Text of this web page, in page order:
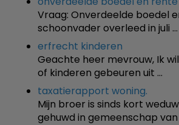
Vraag: Onverdeelde boedel
schoonvader overleed in juli …
erfrecht kinderen
Geachte heer mevrouw, Ik
of kinderen gebeuren uit …
taxatierapport woning.
Mijn broer is sinds kort
gehuwd in gemeenschap